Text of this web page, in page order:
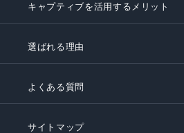
キャプティブを活用するメリット
選ばれる理由
よくある質問
サイトマップ